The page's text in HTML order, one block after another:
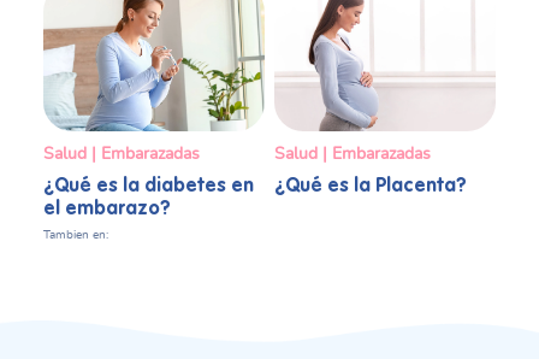
Salud | Embarazadas
¿Qué es la diabetes en
el embarazo?
Tambien en:
Salud | Embarazadas
¿Qué es la Placenta?